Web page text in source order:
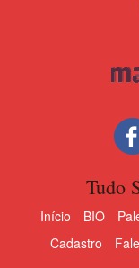
Tudo
Início BIO
Cadastro